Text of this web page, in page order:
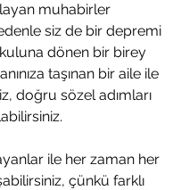
muhabirler
siz de bir depremi
dönen bir birey
taşınan bir aile ile
doğru sözel adımları
ile her zaman her
çünkü farklı